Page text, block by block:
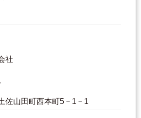
社
佐山田町西本町5－1－1